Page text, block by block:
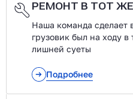
РЕМОНТ В ТОТ
Наша команда сделает
грузовик был на ходу
лишней суеты
Подробнее